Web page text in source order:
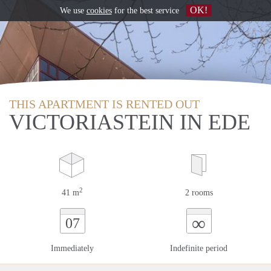
THIS APARTMENT IS RENTED OUT
VICTORIASTEIN IN EDE
41 m2 2 rooms
07
Immediately
∞
Indefinite period
We use cookiesfor the best service OK!